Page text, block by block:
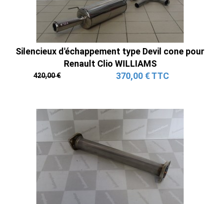
Silencieux d'échappement type Devil cone pour
Renault Clio WILLIAMS
420,00 € 370,00 € TTC